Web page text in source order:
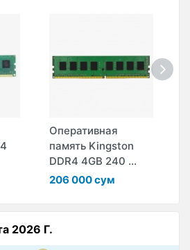
Оперативная
память Kingston
DDR4 4GB 240 ...
206 000 сум
2026 Г.